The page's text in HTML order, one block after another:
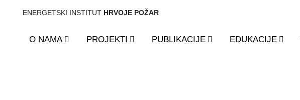
ENERGETSKI INSTITUT HRVOJE POŽAR
O NAMA PROJEKTI PUBLIKACIJE EDUKACIJE